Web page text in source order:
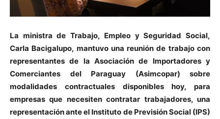
La ministra de Trabajo, Empleo y Seguridad Social,
Carla Bacigalupo, mantuvo una reunión de trabajo con
representantes de la Asociación de Importadores y
Comerciantes del Paraguay (Asimcopar) sobre
modalidades contractuales disponibles hoy, para
empresas que necesiten contratar trabajadores, una
representación ante el Instituto de Previsión Social (IPS)